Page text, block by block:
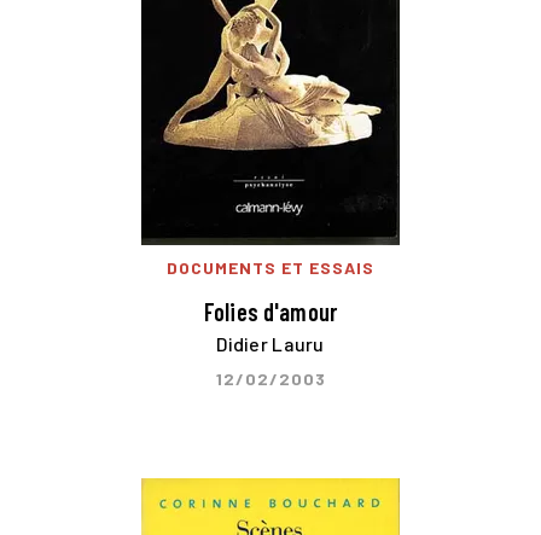
DOCUMENTS ET ESSAIS
Folies d'amour
Didier Lauru
12/02/2003